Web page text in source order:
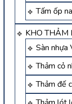
Tấm ốp
KHO THẢM
Sàn nhựa
Thảm cỏ
Thảm đế